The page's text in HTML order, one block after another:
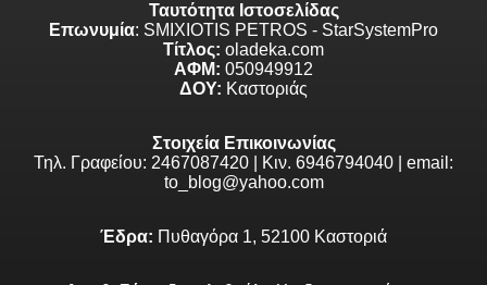
Ταυτότητα Ιστοσελίδας
Επωνυμία: SMIXIOTIS PETROS - StarSystemPro
Τίτλος: oladeka.com
ΑΦΜ: 050949912
ΔΟΥ: Καστοριάς
Στοιχεία Επικοινωνίας
Τηλ. Γραφείου: 2467087420 | Κιν. 6946794040 | email:
to_blog@yahoo.com
Έδρα: Πυθαγόρα 1, 52100 Καστοριά